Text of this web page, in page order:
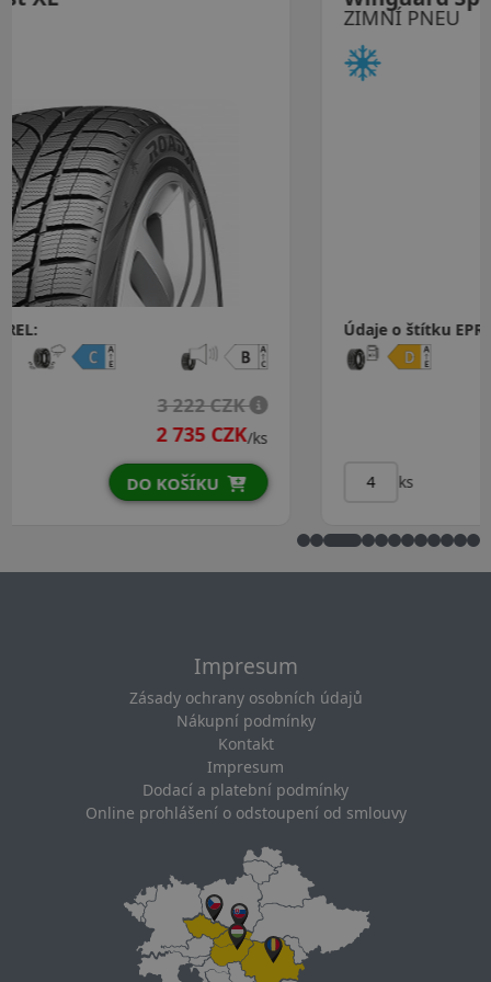
ks DO KOŠÍKU
Impresum
Zásady ochrany osobních údajů
Nákupní podmínky
Kontakt
Impresum
Dodací a platební podmínky
Online prohlášení o odstoupení od smlouvy